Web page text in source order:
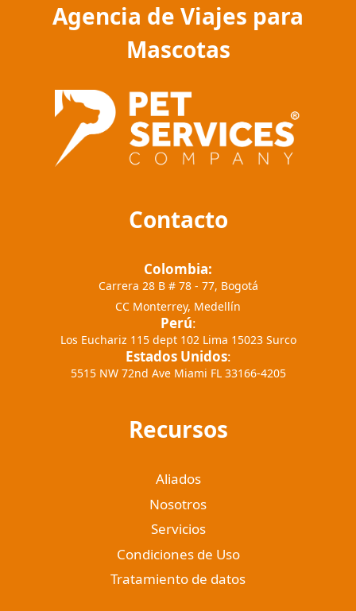
Agencia de Viajes para
Mascotas
Contacto
Colombia:
Carrera 28 B # 78 - 77, Bogotá
CC Monterrey, Medellín
Perú:
Los Euchariz 115 dept 102 Lima 15023 Surco
Estados Unidos:
5515 NW 72nd Ave Miami FL 33166-4205
Recursos
Aliados
Nosotros
Servicios
Condiciones de Uso
Tratamiento de datos